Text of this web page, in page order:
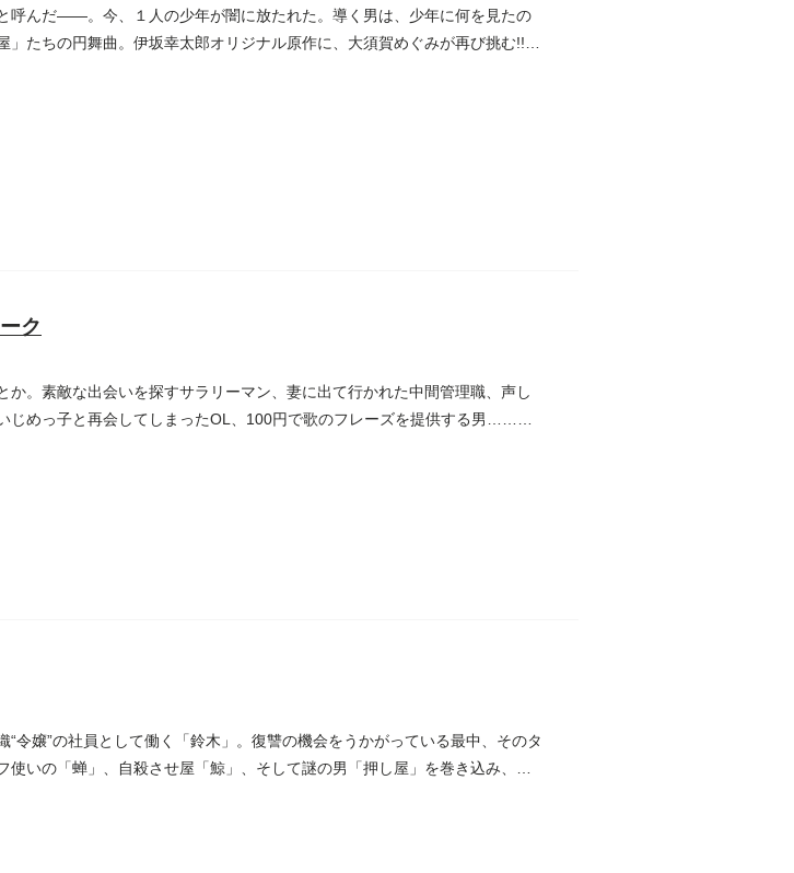
呼んだ――。今、１人の少年が闇に放たれた。導く男は、少年に何を見たの
たちの円舞曲。伊坂幸太郎オリジナル原作に、大須賀めぐみが再び挑む!!読
ク
。素敵な出会いを探すサラリーマン、妻に出て行かれた中間管理職、声し
じめっ子と再会してしまったOL、100円で歌のフレーズを提供する男……
令嬢”の社員として働く「鈴木」。復讐の機会をうかがっている最中、そのタ
いの「蝉」、自殺させ屋「鯨」、そして謎の男「押し屋」を巻き込み、復